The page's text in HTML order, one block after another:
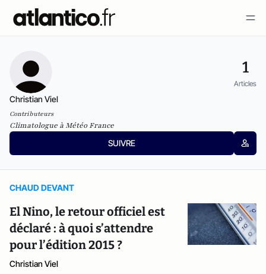
1
Articles
Christian Viel
Contributeurs
Climatologue à Météo France
SUIVRE
CHAUD DEVANT
El Nino, le retour officiel est
déclaré : à quoi s’attendre
pour l’édition 2015 ?
Christian Viel